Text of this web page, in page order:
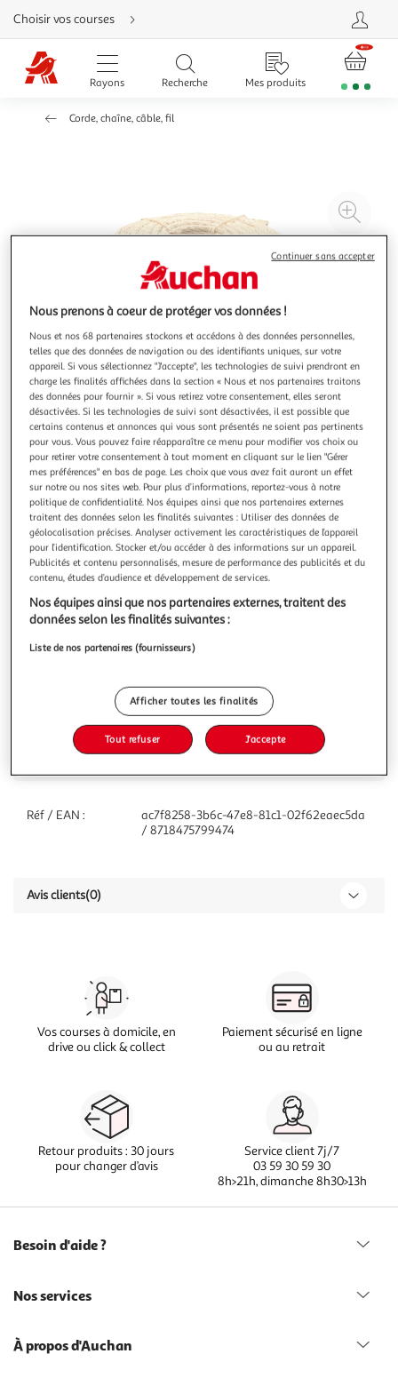
Aller
directement
au
contenu
Aller
directement
Aller
besoin
Choisir vos courses
Rayons Recherche Mes produits
Corde, chaîne, câble, fil
à
Illustration
précédente
Illustration
suivante
VIDAXL
Corde 100 % en sisal 6 mm 500 m
Cette corde en sisal est tres populaire dans divers
domaines grace a son application universelle. Elle est
ideale non seulement pour une utilisation dans
l'agriculture et l'expedition, mais aussi a des fins privees
autour de la maison et du jardin, par exemple en tant que
main courante de plate-form
En savoir +
Afficher le prix
Réf / EAN :
ac7f8258-3b6c-47e8-81c1-02f62eaec5da
/ 8718475799474
Avis clients(0)
Vos courses à domicile, en
drive ou click & collect
Paiement sécurisé en ligne
ou au retrait
Retour produits : 30 jours
pour changer d’avis
Service client 7j/7
03 59 30 59 30
8h>21h, dimanche 8h30>13h
Besoin d'aide ?
Nos services
À propos d'Auchan
Nous prenons à coeur de protéger vos données !
Nous et nos 68 partenaires stockons et accédons à des données personnelles,
telles que des données de navigation ou des identifiants uniques, sur votre
appareil. Si vous sélectionnez "J'accepte", les technologies de suivi prendront en
charge les finalités affichées dans la section « Nous et nos partenaires traitons
des données pour fournir ». Si vous retirez votre consentement, elles seront
désactivées. Si les technologies de suivi sont désactivées, il est possible que
certains contenus et annonces qui vous sont présentés ne soient pas pertinents
pour vous. Vous pouvez faire réapparaître ce menu pour modifier vos choix ou
pour retirer votre consentement à tout moment en cliquant sur le lien "Gérer
mes préférences" en bas de page. Les choix que vous avez fait auront un effet
sur notre ou nos sites web. Pour plus d’informations, reportez-vous à notre
politique de confidentialité. Nos équipes ainsi que nos partenaires externes
traitent des données selon les finalités suivantes : Utiliser des données de
géolocalisation précises. Analyser activement les caractéristiques de l’appareil
pour l’identification. Stocker et/ou accéder à des informations sur un appareil.
Publicités et contenu personnalisés, mesure de performance des publicités et du
contenu, études d’audience et développement de services.
Nos équipes ainsi que nos partenaires externes, traitent des
données selon les finalités suivantes :
Liste de nos partenaires (fournisseurs)
Afficher toutes les finalités
Tout refuser J'accepte
Continuer sans accepter